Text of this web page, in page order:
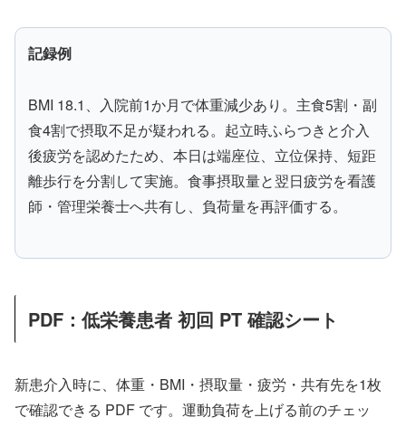
記録例
BMI 18.1、入院前1か月で体重減少あり。主食5割・副
食4割で摂取不足が疑われる。起立時ふらつきと介入
後疲労を認めたため、本日は端座位、立位保持、短距
離歩行を分割して実施。食事摂取量と翌日疲労を看護
師・管理栄養士へ共有し、負荷量を再評価する。
PDF：低栄養患者 初回 PT 確認シート
新患介入時に、体重・BMI・摂取量・疲労・共有先を1枚
で確認できる PDF です。運動負荷を上げる前のチェッ